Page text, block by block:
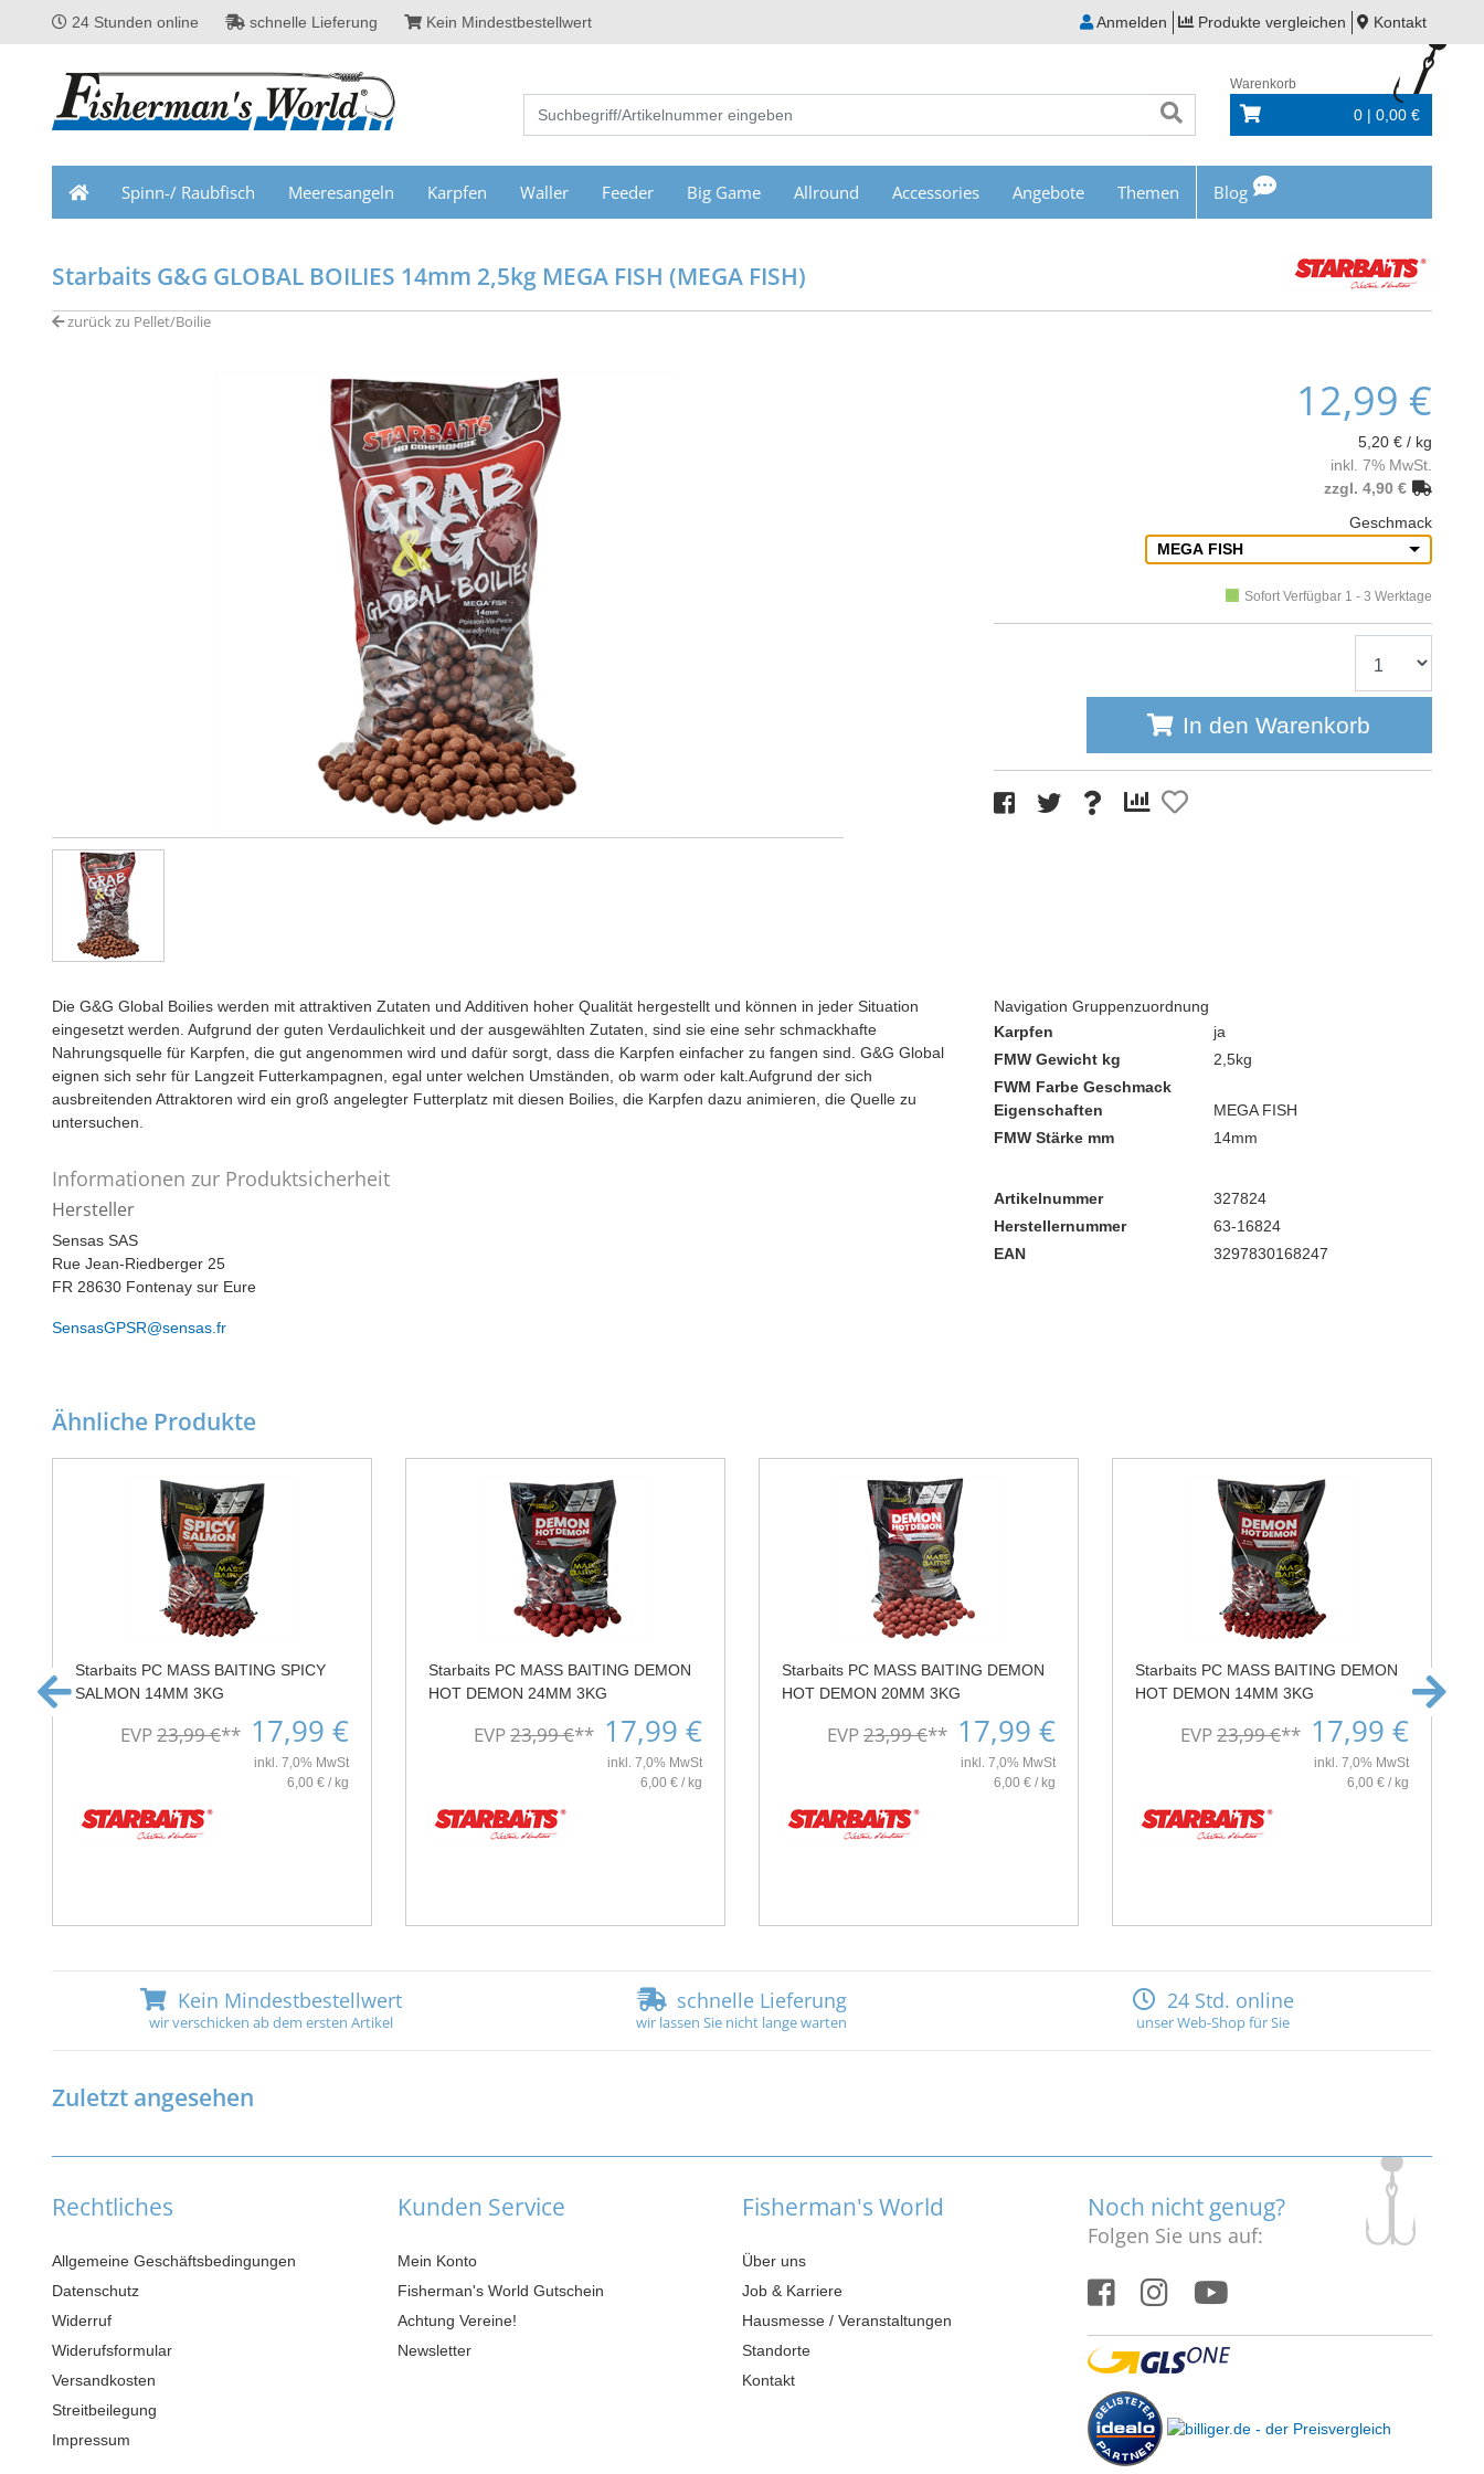
24 Stunden online schnelle Lieferung Kein Mindestbestellwert Anmelden Produkte vergleichen Kontakt
Warenkorb
0 | 0,00 €
Spinn-/ Raubfisch Meeresangeln Karpfen Waller Feeder Big Game Allround Accessories Angebote Themen Blog
Starbaits G&G GLOBAL BOILIES 14mm 2,5kg MEGA FISH (MEGA FISH)
zurück zu Pellet/Boilie
12,99 €
5,20 € / kg
inkl. 7% MwSt.
zzgl. 4,90 €
Geschmack
MEGA FISH
Sofort Verfügbar 1 - 3 Werktage
In den Warenkorb
Die G&G Global Boilies werden mit attraktiven Zutaten und Additiven hoher Qualität hergestellt und können in jeder Situation
eingesetzt werden. Aufgrund der guten Verdaulichkeit und der ausgewählten Zutaten, sind sie eine sehr schmackhafte
Nahrungsquelle für Karpfen, die gut angenommen wird und dafür sorgt, dass die Karpfen einfacher zu fangen sind. G&G Global
eignen sich sehr für Langzeit Futterkampagnen, egal unter welchen Umständen, ob warm oder kalt.Aufgrund der sich
ausbreitenden Attraktoren wird ein groß angelegter Futterplatz mit diesen Boilies, die Karpfen dazu animieren, die Quelle zu
untersuchen.
Informationen zur Produktsicherheit
Hersteller
Sensas SAS
Rue Jean-Riedberger 25
FR 28630 Fontenay sur Eure
SensasGPSR@sensas.fr
Navigation Gruppenzuordnung
Karpfen
ja
FMW Gewicht kg
2,5kg
FWM Farbe Geschmack
Eigenschaften
MEGA FISH
FMW Stärke mm
14mm
Artikelnummer
327824
Herstellernummer
63-16824
EAN
3297830168247
Ähnliche Produkte
Starbaits PC MASS BAITING SPICY
SALMON 14MM 3KG
EVP23,99 €** 17,99 €
inkl. 7,0% MwSt
6,00 € / kg
Starbaits PC MASS BAITING DEMON
HOT DEMON 24MM 3KG
EVP23,99 €** 17,99 €
inkl. 7,0% MwSt
6,00 € / kg
Starbaits PC MASS BAITING DEMON
HOT DEMON 20MM 3KG
EVP23,99 €** 17,99 €
inkl. 7,0% MwSt
6,00 € / kg
Starbaits PC MASS BAITING DEMON
HOT DEMON 14MM 3KG
EVP23,99 €** 17,99 €
inkl. 7,0% MwSt
6,00 € / kg
Kein Mindestbestellwert
wir verschicken ab dem ersten Artikel
schnelle Lieferung
wir lassen Sie nicht lange warten
24 Std. online
unser Web-Shop für Sie
Zuletzt angesehen
Rechtliches
Allgemeine Geschäftsbedingungen
Datenschutz
Widerruf
Widerufsformular
Versandkosten
Streitbeilegung
Impressum
Kunden Service
Mein Konto
Fisherman's World Gutschein
Achtung Vereine!
Newsletter
Fisherman's World
Über uns
Job & Karriere
Hausmesse / Veranstaltungen
Standorte
Kontakt
Noch nicht genug?
Folgen Sie uns auf: